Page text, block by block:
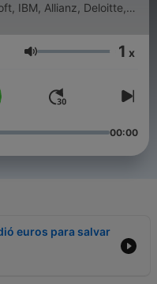
IBM, Allianz, Deloitte,
del Mobile World Capital,
en ED IL3 en la
galardonado con los
Expansión lo nombró
a seguir. Ha
Era de La Humanidad’.
Hangerő 1 x
00:00
euros para salvar